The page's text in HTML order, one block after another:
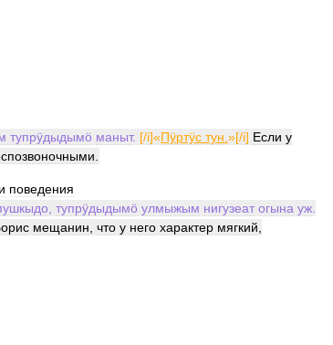
тупрӱдыдымӧ маныт. [/i]«Пӱртӱс тун »[/i] Если у
поведения
тупрӱдыдымӧ улмыжым нигузеат огына уж
мещанин что у него характер мягкий